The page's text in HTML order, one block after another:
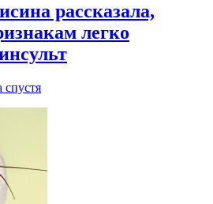
рассказала,
легко
спустя